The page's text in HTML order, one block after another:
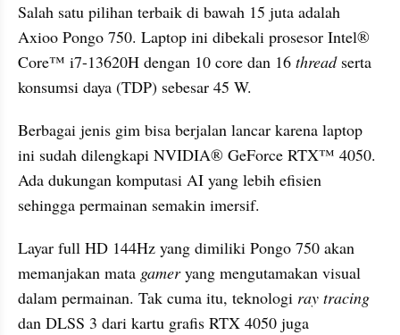
Salah satu pilihan terbaik di bawah 15 juta adalah
Axioo Pongo 750. Laptop ini dibekali prosesor Intel®
Core™ i7-13620H dengan 10 core dan 16 thread serta
konsumsi daya (TDP) sebesar 45 W.
Berbagai jenis gim bisa berjalan lancar karena laptop
ini sudah dilengkapi NVIDIA® GeForce RTX™ 4050.
Ada dukungan komputasi AI yang lebih efisien
sehingga permainan semakin imersif.
Layar full HD 144Hz yang dimiliki Pongo 750 akan
memanjakan mata gamer yang mengutamakan visual
dalam permainan. Tak cuma itu, teknologi ray tracing
dan DLSS 3 dari kartu grafis RTX 4050 juga